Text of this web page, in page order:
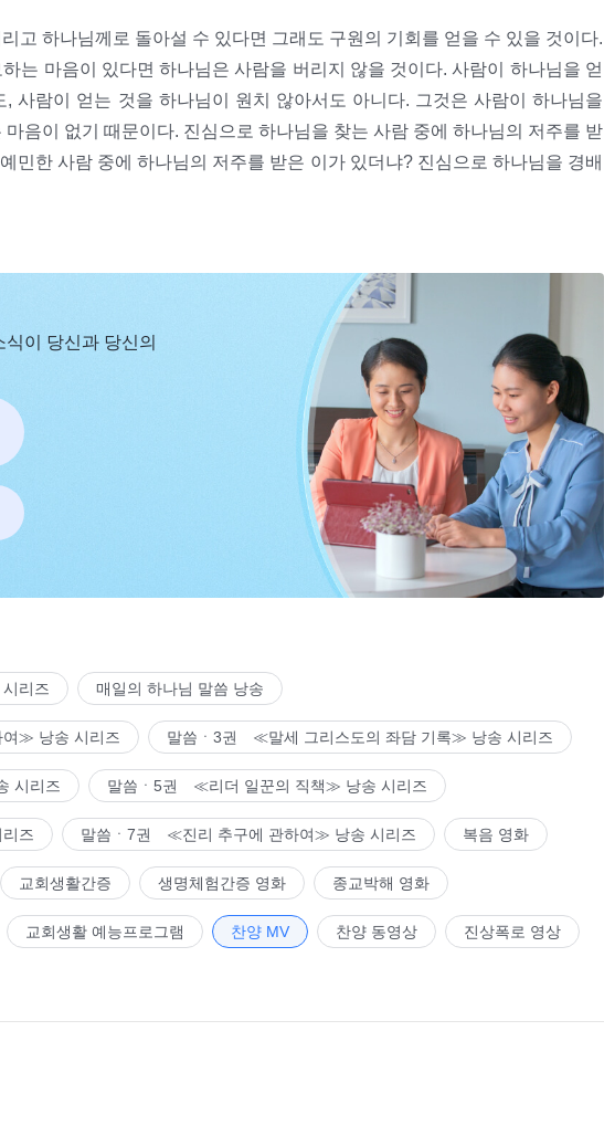
고 하나님께로 돌아설 수 있다면 그래도 구원의 기회를 얻을 수 있을 것이다.
는 마음이 있다면 하나님은 사람을 버리지 않을 것이다. 사람이 하나님을 얻
사람이 얻는 것을 하나님이 원치 않아서도 아니다. 그것은 사람이 하나님을
음이 없기 때문이다. 진심으로 하나님을 찾는 사람 중에 하나님의 저주를 받
민한 사람 중에 하나님의 저주를 받은 이가 있더냐? 진심으로 하나님을 경배
더냐? 하나님을 충분히 사랑하지 못했다고 여기는 사람 중에 하나님의 징벌
나님을 위해 자기 일생의 에너지를 쏟으려고 하지 않으면서 도리어 하나님이
님께는 사람의 관념에 맞지 않는 점이 너무 많다고 말한다. 너희 같은 이런 인
도 없고, 설령 온 힘을 다 쏟아붓는다 할지라도 하나님께 칭찬받을 수 없을 것
콩고물을 얻으려는 것이 아니라 사역에 필요하기 때문이다. 너희가 계속 이
이며, 영원히 다시는 너희에게 사역하지 않을 것이다. 반대로 나는 내 사역을
갈 것이다. 그렇게 되면 나는 영원히 너희를 떠나게 된다. 나는 나와 적이 되
나와 합하길 원하느냐, 아니면 나와 적이 되길 원하느냐?
님의 현현과 사역ㆍ성품이 변하지 않는 것은 하나님을 대적하는 것이다＞ 중에서
이 당신과 당신의
리즈 매일의 하나님 말씀 낭송
≫ 낭송 시리즈 말씀ㆍ3권 ≪말세 그리스도의 좌담 기록≫ 낭송 시리즈
시리즈 말씀ㆍ5권 ≪리더 일꾼의 직책≫ 낭송 시리즈
즈 말씀ㆍ7권 ≪진리 추구에 관하여≫ 낭송 시리즈 복음 영화
교회생활간증 생명체험간증 영화 종교박해 영화
교회생활 예능프로그램 찬양 MV 찬양 동영상 진상폭로 영상